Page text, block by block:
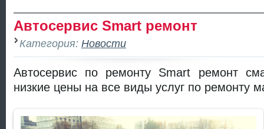
Автосервис Smart ремонт
Категория: Новости
Автосервис по ремонту Smart ремонт
низкие цены на все виды услуг по ремонту